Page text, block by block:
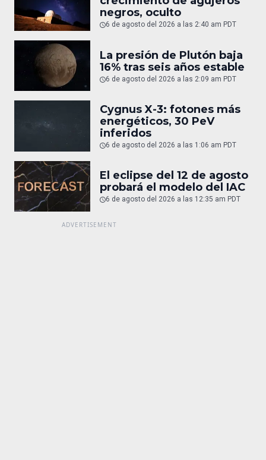
negros, oculto
6 de agosto del 2026 a las 2:40 am PDT
La presión de Plutón baja
16% tras seis años estable
6 de agosto del 2026 a las 2:09 am PDT
Cygnus X-3: fotones más
energéticos, 30 PeV
inferidos
6 de agosto del 2026 a las 1:06 am PDT
El eclipse del 12 de agosto
probará el modelo del IAC
6 de agosto del 2026 a las 12:35 am PDT